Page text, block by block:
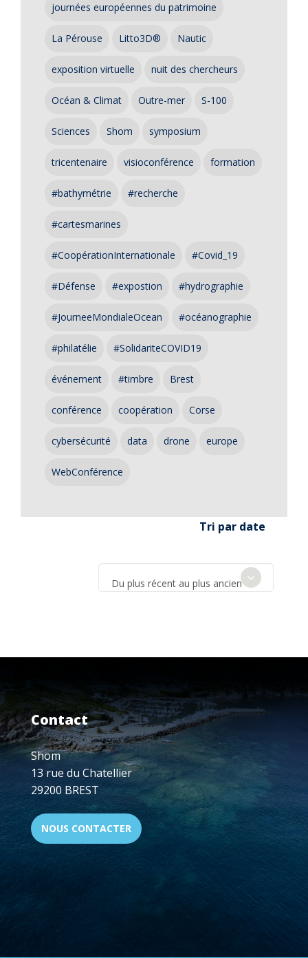
journées européennes du patrimoine
La Pérouse Litto3D® Nautic
exposition virtuelle nuit des chercheurs
Océan & Climat Outre-mer S-100
Sciences Shom symposium
tricentenaire visioconférence formation
#bathymétrie #recherche
#cartesmarines
#CoopérationInternationale #Covid_19
#Défense #expostion #hydrographie
#JourneeMondialeOcean #océanographie
#philatélie #SolidariteCOVID19
événement #timbre Brest
conférence coopération Corse
cybersécurité data drone europe
WebConférence
Tri par date
Du plus récent au plus ancien
Contact
Shom
13 rue du Chatellier
29200 BREST
NOUS CONTACTER